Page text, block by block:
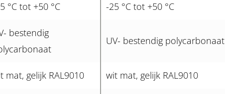
°C tot +50 °C -25 °C tot +50 °C
bestendig
UV- bestendig polycarbonaat
mat, gelijk RAL9010 wit mat, gelijk RAL9010